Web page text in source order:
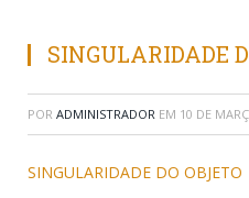
SINGULARIDADE
POR ADMINISTRADOR EM 10 DE
SINGULARIDADE DO OBJETO